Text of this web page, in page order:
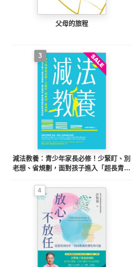
父母的旅程
3
減法教養：青少年家長必修！少緊盯、別
老想、省規劃，面對孩子進入「超長青春
4